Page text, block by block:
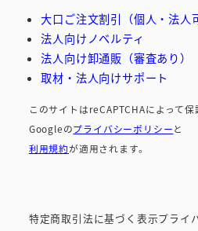
大口ご注文割引（個人・法人
法人向けノベルティ
法人向け卸通販（審査あり）
取材・法人向けサポート
このサイトはreCAPTCHAによって保
Googleのプライバシーポリシーと
利用規約が適用されます。
特定商取引法に基づく表示プライ